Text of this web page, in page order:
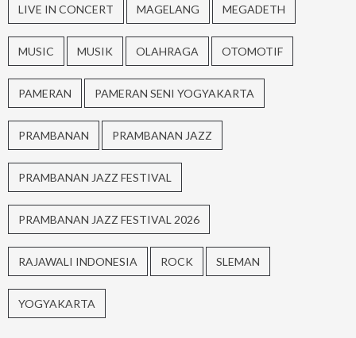
LIVE IN CONCERT MAGELANG MEGADETH
MUSIC MUSIK OLAHRAGA OTOMOTIF
PAMERAN PAMERAN SENI YOGYAKARTA
PRAMBANAN PRAMBANAN JAZZ
PRAMBANAN JAZZ FESTIVAL
PRAMBANAN JAZZ FESTIVAL 2026
RAJAWALI INDONESIA ROCK SLEMAN
YOGYAKARTA